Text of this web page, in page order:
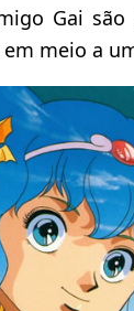
Gai
meio a